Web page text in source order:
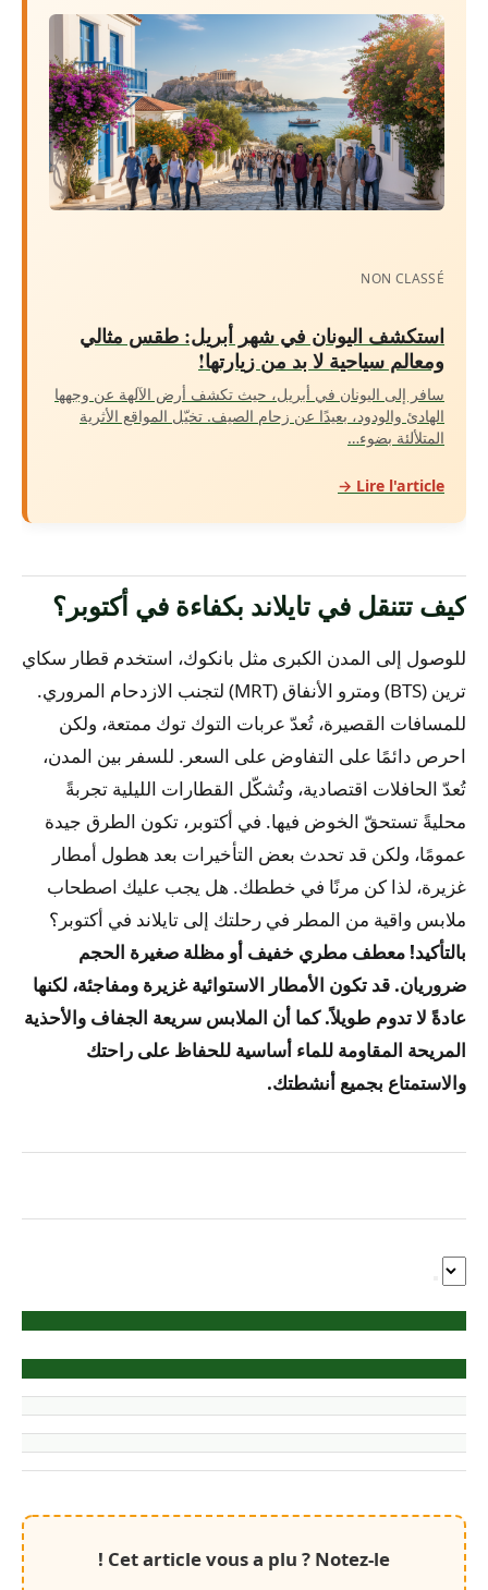
NON CLASSÉ
استكشف اليونان في شهر أبريل: طقس مثالي
ومعالم سياحية لا بد من زيارتها!
سافر إلى اليونان في أبريل، حيث تكشف أرض الآلهة عن وجهها
الهادئ والودود، بعيدًا عن زحام الصيف. تخيّل المواقع الأثرية
المتلألئة بضوء…
Lire l'article →
كيف تتنقل في تايلاند بكفاءة في أكتوبر؟
للوصول إلى المدن الكبرى مثل بانكوك، استخدم قطار سكاي
ترين (BTS) ومترو الأنفاق (MRT) لتجنب الازدحام المروري.
للمسافات القصيرة، تُعدّ عربات التوك توك ممتعة، ولكن
احرص دائمًا على التفاوض على السعر. للسفر بين المدن،
تُعدّ الحافلات اقتصادية، وتُشكّل القطارات الليلية تجربةً
محليةً تستحقّ الخوض فيها. في أكتوبر، تكون الطرق جيدة
عمومًا، ولكن قد تحدث بعض التأخيرات بعد هطول أمطار
غزيرة، لذا كن مرنًا في خططك. هل يجب عليك اصطحاب
ملابس واقية من المطر في رحلتك إلى تايلاند في أكتوبر؟
بالتأكيد! معطف مطري خفيف أو مظلة صغيرة الحجم
ضروريان. قد تكون الأمطار الاستوائية غزيرة ومفاجئة، لكنها
عادةً لا تدوم طويلاً. كما أن الملابس سريعة الجفاف والأحذية
المريحة المقاومة للماء أساسية للحفاظ على راحتك
والاستمتاع بجميع أنشطتك.
Cet article vous a plu ? Notez-le !